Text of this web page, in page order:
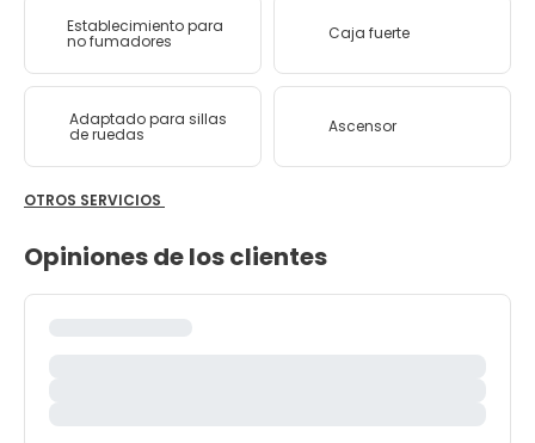
Establecimiento para
no fumadores Caja fuerte
Adaptado para sillas
de ruedas Ascensor
OTROS SERVICIOS
Opiniones de los clientes